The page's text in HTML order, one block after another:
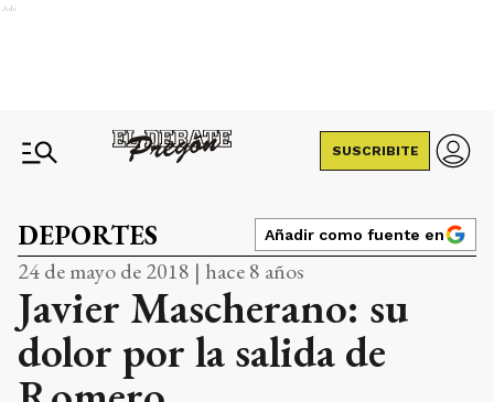
Ads
SUSCRIBITE
DEPORTES Añadir como fuente en
24 de mayo de 2018 | hace 8 años
Javier Mascherano: su
dolor por la salida de